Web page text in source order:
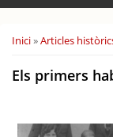
Esteu aquí
Inici»Articles
Els primers